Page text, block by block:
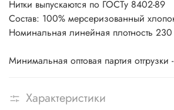
Нитки выпускаются по ГОСТу 8402-89
Состав: 100% мерсеризованный
Номинальная линейная плотность
Минимальная оптовая партия отгрузки
Характеристики